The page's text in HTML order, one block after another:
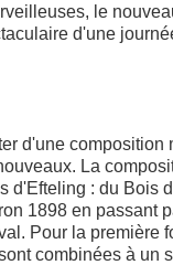
le
d'une
d'une composition
La
d'Efteling : du Bois
1898 en passant
Pour la première
combinées à un